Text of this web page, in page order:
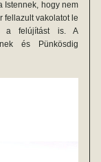
Istennek, hogy nem
fellazult vakolatot le
a felújítást is. A
és Pünkösdig